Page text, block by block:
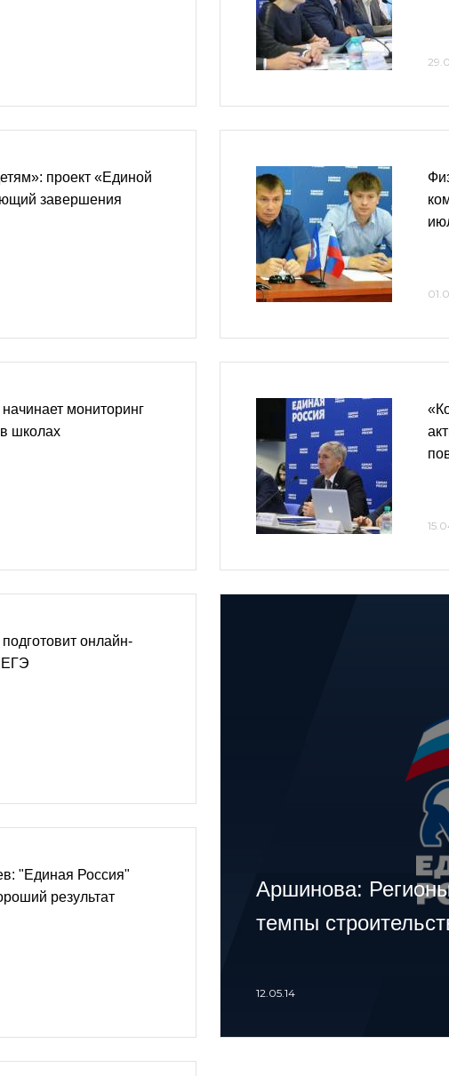
проект «Единой
завершения
мониторинг
школах
онлайн-
ЕГЭ
"Единая Россия"
результат
Аршинова:
темпы
12.05.14